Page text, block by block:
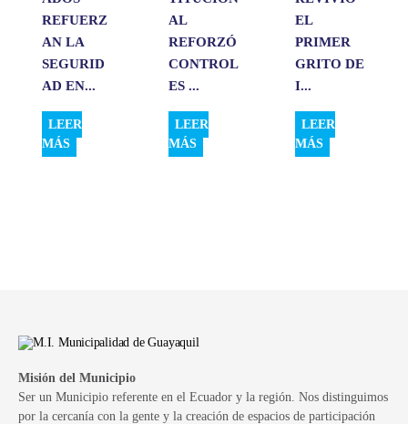
REFUERZ
AN LA
SEGURID
AD EN...
LEER
MÁS
AL
REFORZÓ
CONTROL
ES ...
LEER
MÁS
EL
PRIMER
GRITO DE
I...
LEER
MÁS
Misión del Municipio
Ser un Municipio referente en el Ecuador y la región. Nos distinguimos
por la cercanía con la gente y la creación de espacios de participación